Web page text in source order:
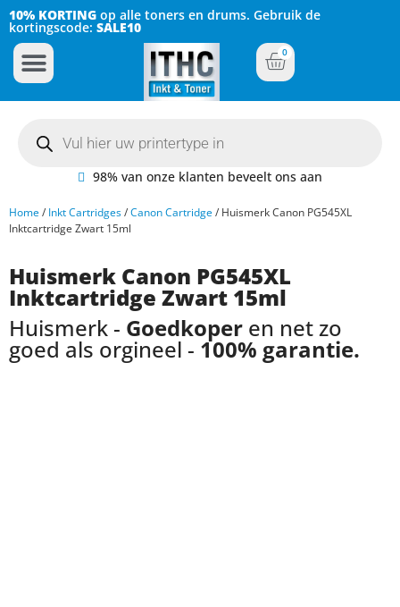
10% KORTING op alle toners en drums. Gebruik de
kortingscode: SALE10
0
98% van onze klanten beveelt ons aan
Home/ Inkt Cartridges/Canon Cartridge/ Huismerk Canon PG545XL
Inktcartridge Zwart 15ml
Huismerk Canon PG545XL
Inktcartridge Zwart 15ml
Huismerk - Goedkoper en net zo
goed als orgineel - 100% garantie.